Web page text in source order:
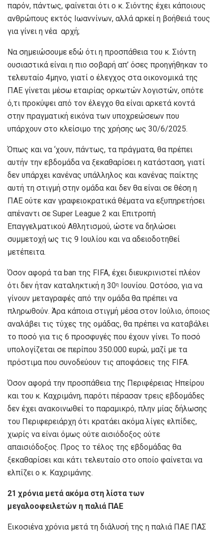
παρόν, πάντως, φαίνεται ότι ο κ. Σιόντης έχει κάποιους
ανθρώπους εκτός Ιωαννίνων, αλλά αρκεί η βοήθειά τους
για γίνει η νέα αρχή;
Να σημειώσουμε εδώ ότι η προσπάθεια του κ. Σιόντη
ουσιαστικά είναι η πιο σοβαρή απ’ όσες προηγήθηκαν το
τελευταίο 4μηνο, γιατί ο έλεγχος στα οικονομικά της
ΠΑΕ γίνεται μέσω εταιρίας ορκωτών λογιστών, οπότε
ό,τι προκύψει από τον έλεγχο θα είναι αρκετά κοντά
στην πραγματική εικόνα των υποχρεώσεων που
υπάρχουν στο κλείσιμο της χρήσης ως 30/6/2025.
Όπως και να ‘χουν, πάντως, τα πράγματα, θα πρέπει
αυτήν την εβδομάδα να ξεκαθαρίσει η κατάσταση, γιατί
δεν υπάρχει κανένας υπάλληλος και κανένας παίκτης
αυτή τη στιγμή στην ομάδα και δεν θα είναι σε θέση η
ΠΑΕ ούτε καν γραφειοκρατικά θέματα να εξυπηρετήσει
απέναντι σε Super League 2 και Επιτροπή
Επαγγελματικού Αθλητισμού, ώστε να δηλώσει
συμμετοχή ως τις 9 Ιουλίου και να αδειοδοτηθεί
μετέπειτα.
Όσον αφορά τα ban της FIFA, έχει διευκρινιστεί πλέον
ότι δεν ήταν καταληκτική η 30η Ιουνίου. Ωστόσο, για να
γίνουν μεταγραφές από την ομάδα θα πρέπει να
πληρωθούν. Άρα κάποια στιγμή μέσα στον Ιούλιο, όποιος
αναλάβει τις τύχες της ομάδας, θα πρέπει να καταβάλει
το ποσό για τις 6 προσφυγές που έχουν γίνει. Το ποσό
υπολογίζεται σε περίπου 350.000 ευρώ, μαζί με τα
πρόστιμα που συνοδεύουν τις αποφάσεις της FIFA.
Όσον αφορά την προσπάθεια της Περιφέρειας Ηπείρου
και του κ. Καχριμάνη, παρότι πέρασαν τρεις εβδομάδες
δεν έχει ανακοινωθεί το παραμικρό, πλην μίας δήλωσης
του Περιφερειάρχη ότι κρατάει ακόμα λίγες ελπίδες,
χωρίς να είναι όμως ούτε αισιόδοξος ούτε
απαισιόδοξος. Προς το τέλος της εβδομάδας θα
ξεκαθαρίσει και κάτι τελευταίο στο οποίο φαίνεται να
ελπίζει ο κ. Καχριμάνης.
21 χρόνια μετά ακόμα στη λίστα των
μεγαλοοφειλετών η παλιά ΠΑΕ
Εικοσιένα χρόνια μετά τη διάλυσή της η παλιά ΠΑΕ ΠΑΣ